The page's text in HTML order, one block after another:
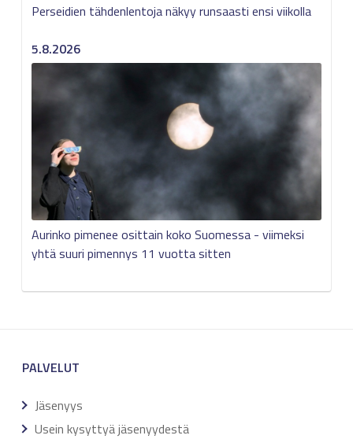
Perseidien tähdenlentoja näkyy runsaasti ensi viikolla
5.8.2026
Aurinko pimenee osittain koko Suomessa - viimeksi
yhtä suuri pimennys 11 vuotta sitten
PALVELUT
Jäsenyys
Usein kysyttyä jäsenyydestä